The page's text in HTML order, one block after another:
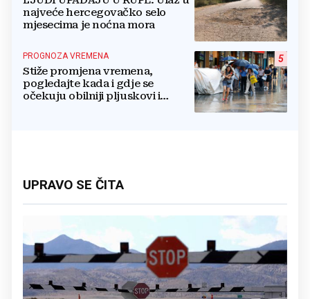
najveće hercegovačko selo
mjesecima je noćna mora
5
PROGNOZA VREMENA
Stiže promjena vremena,
pogledajte kada i gdje se
očekuju obilniji pljuskovi i
UPRAVO SE ČITA